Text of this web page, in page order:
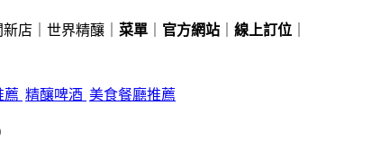
店｜世界精釀｜ 菜單 官方網站 線上訂位
薦 精釀啤酒 美食餐廳推薦